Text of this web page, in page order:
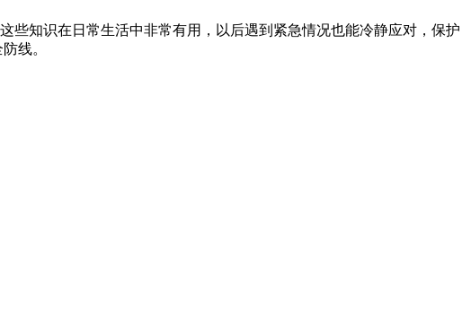
知识在日常生活中非常有用，以后遇到紧急情况也能冷静应对，保护
线。